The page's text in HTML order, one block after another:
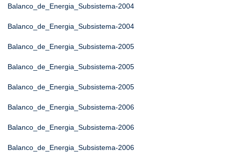
Balanco_de_Energia_Subsistema-2004
Balanco_de_Energia_Subsistema-2004
Balanco_de_Energia_Subsistema-2005
Balanco_de_Energia_Subsistema-2005
Balanco_de_Energia_Subsistema-2005
Balanco_de_Energia_Subsistema-2006
Balanco_de_Energia_Subsistema-2006
Balanco_de_Energia_Subsistema-2006